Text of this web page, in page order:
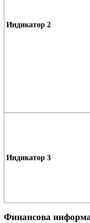
Индикатор 2
Индикатор 3
Финансова